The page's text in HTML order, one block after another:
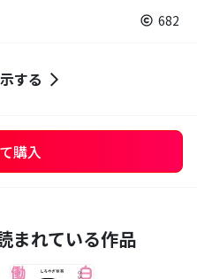
682
する
購入
まれている作品